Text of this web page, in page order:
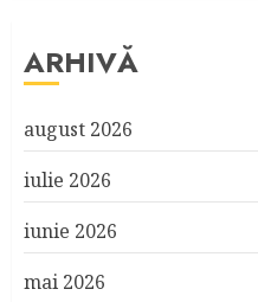
ARHIVĂ
august 2026
iulie 2026
iunie 2026
mai 2026